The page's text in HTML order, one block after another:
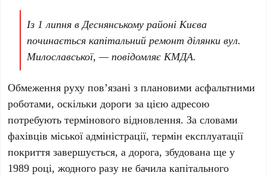
Із1 липня в Деснянському районі Києва
починається капітальний ремонт ділянки вул.
Милославської, — повідомляєКМДА.
Обмеження руху пов’язані з плановими асфальтними
роботами, оскільки дороги за цією адресою
потребують термінового відновлення. За словами
фахівців міської адміністрації, термін експлуатації
покриття завершується, а дорога, збудована ще у
1989 році, жодного разу не бачила капітального